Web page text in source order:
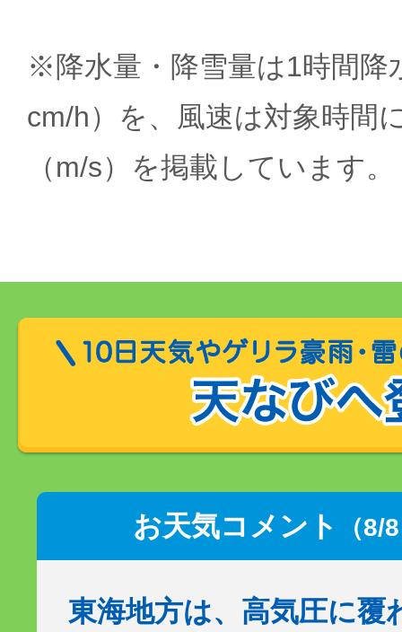
※降水量・降雪量は1時間降
cm/h）を、風速は対象時間
（m/s）を掲載しています。
お天気コメント （8/
東海地方は、高気圧に覆